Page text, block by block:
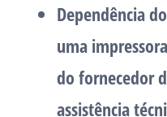
Dependência
uma
do fornecedor
assistência